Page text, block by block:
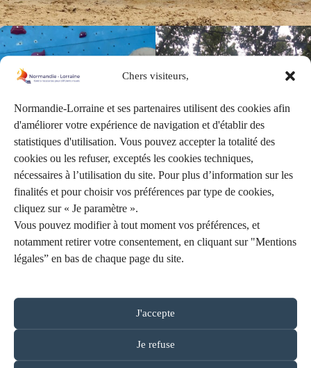
Chers visiteurs,
Normandie-Lorraine et ses partenaires utilisent des cookies afin
d'améliorer votre expérience de navigation et d'établir des
statistiques d'utilisation. Vous pouvez accepter la totalité des
cookies ou les refuser, exceptés les cookies techniques,
nécessaires à l’utilisation du site. Pour plus d’information sur les
finalités et pour choisir vos préférences par type de cookies,
cliquez sur « Je paramètre ».
Vous pouvez modifier à tout moment vos préférences, et
notamment retirer votre consentement, en cliquant sur "Mentions
légales” en bas de chaque page du site.
J'accepte
Je refuse